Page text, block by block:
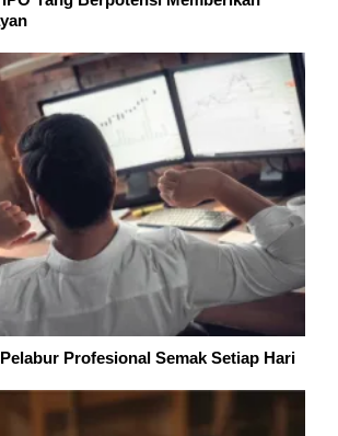
Profesional Semak Setiap Hari